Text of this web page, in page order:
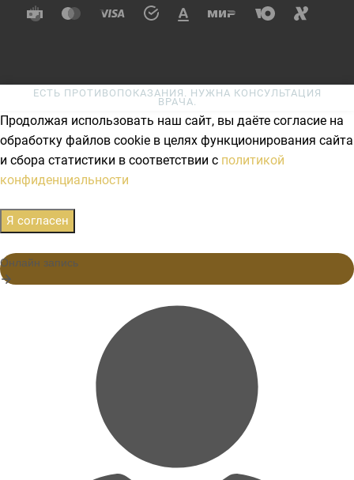
ЕСТЬ ПРОТИВОПОКАЗАНИЯ. НУЖНА КОНСУЛЬТАЦИЯ
ВРАЧА.
Продолжая использовать наш сайт, вы даёте согласие на
обработку файлов cookie в целях функционирования сайта
и сбора статистики в соответствии с политикой
конфиденциальности
Я согласен